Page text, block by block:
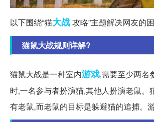
以下围绕“猫大战攻略”主题解决网友的
猫鼠大战规则详解?
猫鼠大战是一种室内游戏,需要至少两名
时,一名参与者扮演猫,其他人扮演老鼠。
有老鼠,而老鼠的目标是躲避猫的追捕。游